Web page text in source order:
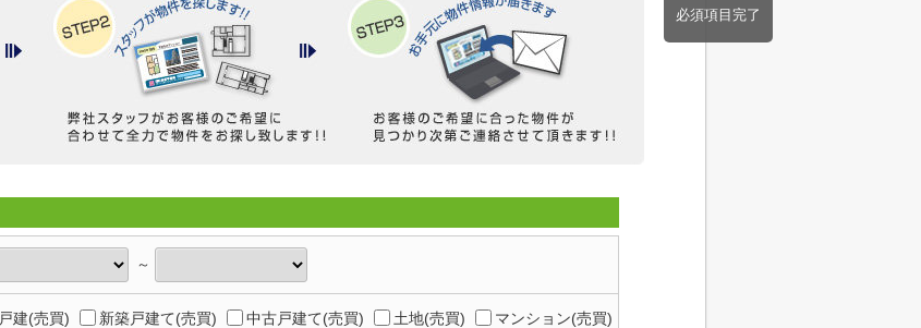
必須項目完了
～
戸建(売買) 新築戸建て(売買) 中古戸建て(売買) 土地(売買) マンション(売買)